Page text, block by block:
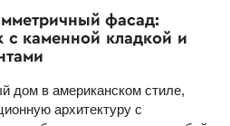
фасад:
с каменной кладкой и
дом в американском стиле,
архитектуру с